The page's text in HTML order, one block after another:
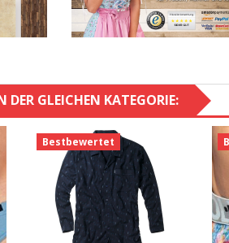
DER GLEICHEN KATEGORIE:
Bestbewertet